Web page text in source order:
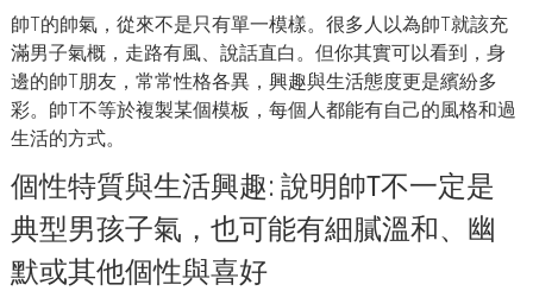
帥T的帥氣，從來不是只有單一模樣。很多人以為帥T就該充
滿男子氣概，走路有風、說話直白。但你其實可以看到，身
邊的帥T朋友，常常性格各異，興趣與生活態度更是繽紛多
彩。帥T不等於複製某個模板，每個人都能有自己的風格和過
生活的方式。
個性特質與生活興趣: 說明帥T不一定是
典型男孩子氣，也可能有細膩溫和、幽
默或其他個性與喜好